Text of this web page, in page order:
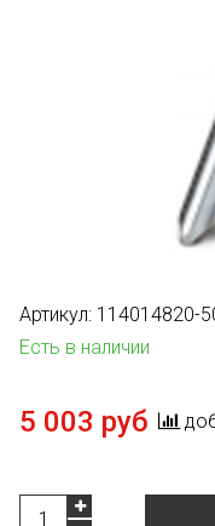
Артикул: 114014820-
Есть в наличии
5 003 руб